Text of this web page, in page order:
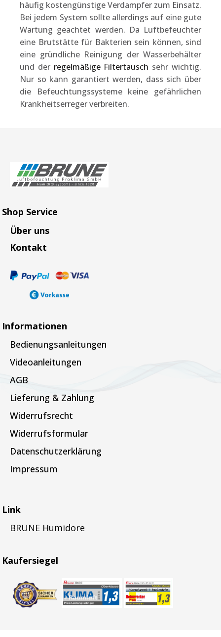
häufig kostengünstige Verdampfer zum Einsatz.
Bei jedem System sollte allerdings auf eine gute
Wartung geachtet werden. Da Luftbefeuchter
eine Brutstätte für Bakterien sein können, sind
eine gründliche Reinigung der Wasserbehälter
und der regelmäßige Filtertausch sehr wichtig.
Nur so kann garantiert werden, dass sich über
die Befeuchtungssysteme keine gefährlichen
Krankheitserreger verbreiten.
Shop Service
Über uns
Kontakt
Informationen
Bedienungsanleitungen
Videoanleitungen
AGB
Lieferung & Zahlung
Widerrufsrecht
Widerrufsformular
Datenschutzerklärung
Impressum
Link
BRUNE Humidore
Kaufersiegel